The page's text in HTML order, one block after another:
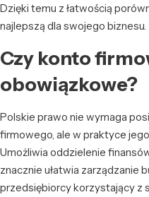
Dzięki temu z łatwością
najlepszą dla swojego biznesu.
Czy konto
obowiązkowe?
Polskie prawo nie wymaga
firmowego, ale w praktyce
Umożliwia oddzielenie
znacznie ułatwia zarządzanie
przedsiębiorcy korzystający z